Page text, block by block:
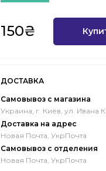
150₴
ДОСТАВКА
Самовывоз с магазина
Украина, г. Киев, ул. Ивана
Доставка на адрес
Новая Почта, УкрПочта
Самовывоз с отделения
Новая Почта, УкрПочта